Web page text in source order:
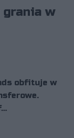
grania w
obfituje w